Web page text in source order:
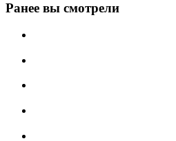
Ранее вы смотрели